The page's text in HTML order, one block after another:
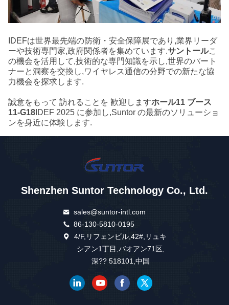
IDEFは世界最先端の防衛・安全保障展であり,業界リーダ
ーや技術専門家,政府関係者を集めています.サントールこ
の機会を活用して,技術的な専門知識を示し,世界のパート
ナーと洞察を交換し,ワイヤレス通信の分野での新たな協
力機会を探求します.
誠意をもって 訪れることを 歓迎しますホール11 ブース
11-G18 IDEF 2025 に参加し,Suntor の最新のソリューショ
ンを身近に体験します.
Shenzhen Suntor Technology Co., Ltd.
sales@suntor-intl.com
86-130-5810-0195
4/F,リフェンビル,42#,リュキ
シアン1丁目,バオアン71区,
深?? 518101,中国